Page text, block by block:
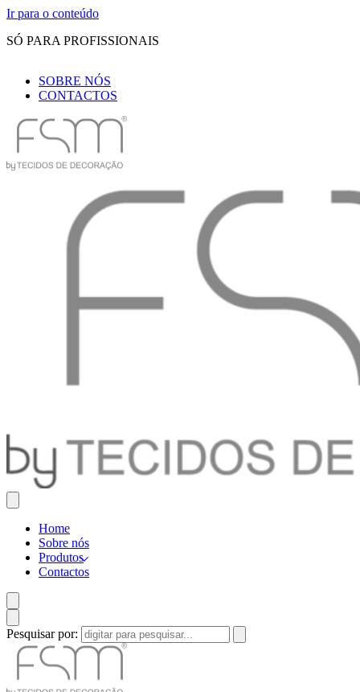
Ir para o conteúdo
SÓ PARA PROFISSIONAIS
SOBRE NÓS
CONTACTOS
Home
Sobre nós
Produtos
Contactos
Pesquisar por: